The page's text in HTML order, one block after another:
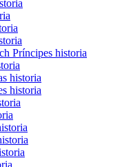
Príncipes historia
historia
historia